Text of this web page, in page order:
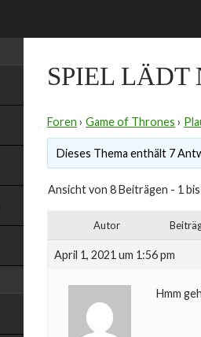
SPIEL LÄDT
Foren › Game of Thrones ›
Dieses Thema enthält 7
Ansicht von 8 Beiträgen - 1
Autor
April 1, 2021 um 1:56 pm
Hmm